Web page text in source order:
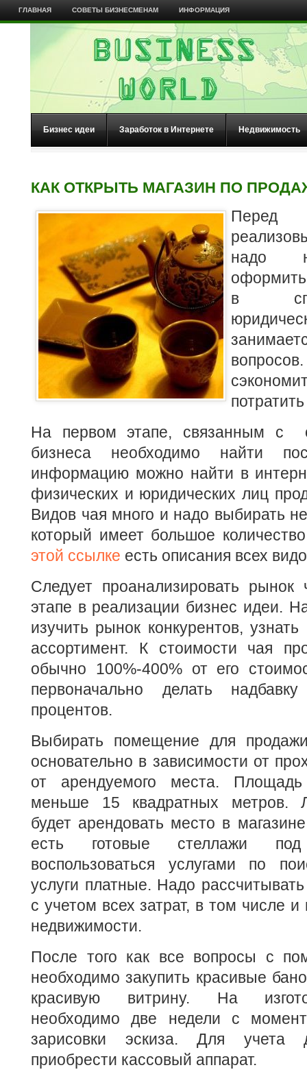
ГЛАВНАЯ СОВЕТЫ БИЗНЕСМЕНАМ ИНФОРМАЦИЯ
Бизнес идеи Заработок в Интернете Недвижимость
КАК ОТКРЫТЬ МАГАЗИН ПО
надо
в
На первом этапе, связанным с
бизнеса необходимо найти
информацию можно найти в
физических и юридических лиц
Видов чая много и надо выбирать
который имеет большое
этой ссылке есть описания всех
Следует проанализировать
этапе в реализации бизнес идеи.
изучить рынок конкурентов,
ассортимент. К стоимости чая
обычно 100%-400% от его
первоначально делать
процентов.
Выбирать помещение для
основательно в зависимости от
от арендуемого места.
меньше 15 квадратных метров.
будет арендовать место в
есть готовые стеллажи
воспользоваться услугами по
услуги платные. Надо
с учетом всех затрат, в том числе и
недвижимости.
После того как все вопросы с
необходимо закупить красивые
красивую витрину. На
необходимо две недели с
зарисовки эскиза. Для учета
приобрести кассовый аппарат.